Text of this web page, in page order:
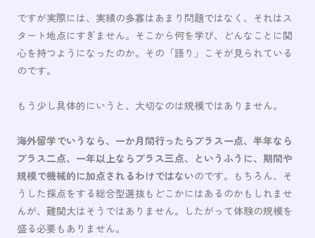
ですが実際には、実績の多寡はあまり問題ではなく、それはス
タート地点にすぎません。そこから何を学び、どんなことに関
心を持つようになったのか。その「語り」こそが見られている
のです。
もう少し具体的にいうと、大切なのは規模ではありません。
海外留学でいうなら、一か月間行ったらプラス一点、半年なら
プラス二点、一年以上ならプラス三点、というふうに、期間や
規模で機械的に加点されるわけではないのです。もちろん、そ
うした採点をする総合型選抜もどこかにはあるのかもしれませ
んが、難関大はそうではありません。したがって体験の規模を
盛る必要もありません。